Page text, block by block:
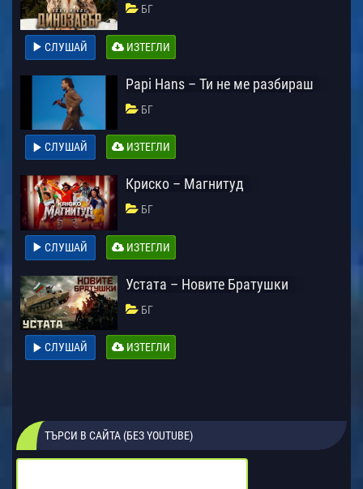
БГ
СЛУШАЙ ИЗТЕГЛИ
Papi Hans – Ти не ме разбираш
БГ
СЛУШАЙ ИЗТЕГЛИ
Криско – Магнитуд
БГ
СЛУШАЙ ИЗТЕГЛИ
Устата – Новите Братушки
БГ
СЛУШАЙ ИЗТЕГЛИ
ТЪРСИ В САЙТА (БЕЗ YOUTUBE)